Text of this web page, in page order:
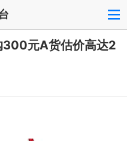
300元A货估价高达2